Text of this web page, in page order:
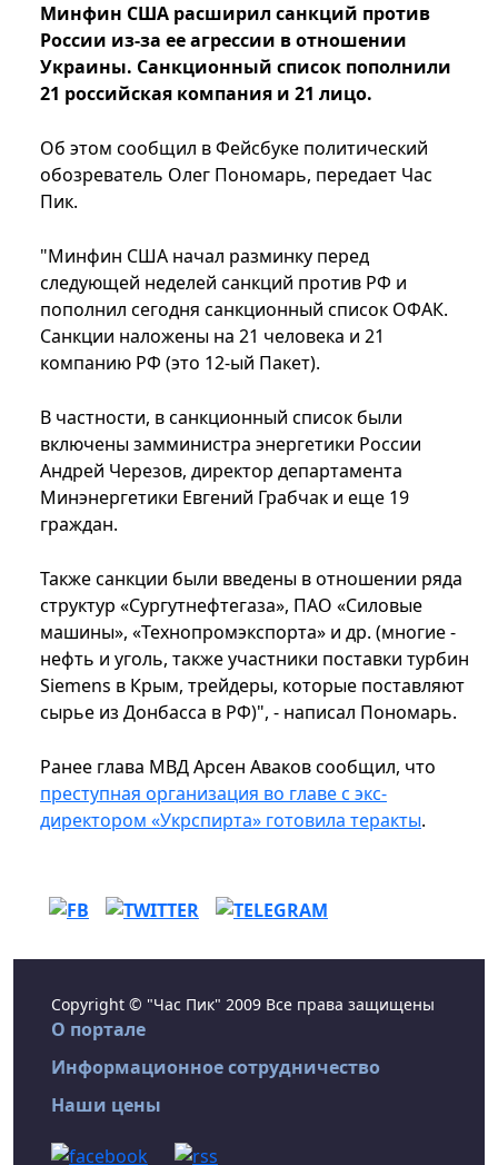
Минфин США расширил санкций против
России из-за ее агрессии в отношении
Украины. Санкционный список пополнили
21 российская компания и 21 лицо.
Об этом сообщил в Фейсбуке политический
обозреватель Олег Пономарь, передает Час
Пик.
"Минфин США начал разминку перед
следующей неделей санкций против РФ и
пополнил сегодня санкционный список ОФАК.
Санкции наложены на 21 человека и 21
компанию РФ (это 12-ый Пакет).
В частности, в санкционный список были
включены замминистра энергетики России
Андрей Черезов, директор департамента
Минэнергетики Евгений Грабчак и еще 19
граждан.
Также санкции были введены в отношении ряда
структур «Сургутнефтегаза», ПАО «Силовые
машины», «Технопромэкспорта» и др. (многие -
нефть и уголь, также участники поставки турбин
Siemens в Крым, трейдеры, которые поставляют
сырье из Донбасса в РФ)", - написал Пономарь.
Ранее глава МВД Арсен Аваков сообщил, что
преступная организация во главе с экс-
директором «Укрспирта» готовила теракты.
Copyright © "Час Пик" 2009 Все права защищены
О портале
Информационное сотрудничество
Наши цены